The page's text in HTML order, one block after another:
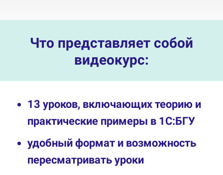
Что представляет собой
видеокурс:
13 уроков, включающих теорию и
практические примеры в 1С:БГУ
удобный формат и возможность
пересматривать уроки